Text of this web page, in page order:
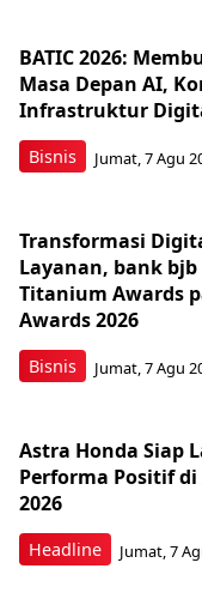
Bisnis
BATIC 2026:
Masa Depan AI,
Infrastruktur
Jumat, 7 Agu
Bisnis
Transformasi
Layanan, bank bjb
Titanium Awards
Awards 2026
Jumat, 7 Agu
Headline
Astra Honda Siap
Performa Positif di
2026
Jumat, 7